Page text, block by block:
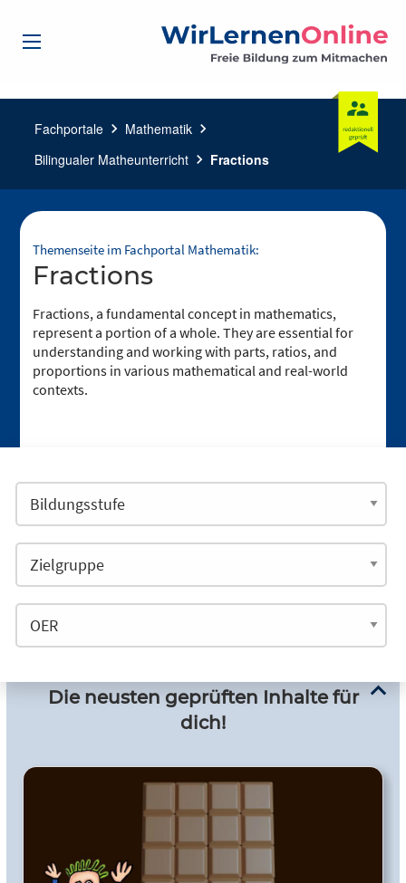
Fachportale chevron_right Mathematik chevron_right
Bilingualer Matheunterricht chevron_right Fractions
Themenseite im Fachportal Mathematik:
Fractions
Fractions, a fundamental concept in mathematics,
represent a portion of a whole. They are essential for
understanding and working with parts, ratios, and
proportions in various mathematical and real-world
contexts.
Die neusten geprüften Inhalte für
dich!